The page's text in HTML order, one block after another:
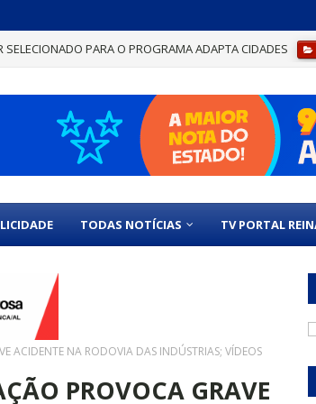
SUSTENTÁVEL POR BOAS PRÁTICAS ADMINISTRATIVAS
TODAS NOTÍCIAS TV PORTAL
ACIDENTE NA RODOVIA DAS INDÚSTRIAS; VÍDEOS
PROVOCA GRAVE